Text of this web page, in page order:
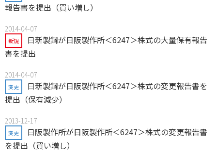
報告書を提出（買い増し）
2014-04-07
新規
日新製鋼が日阪製作所＜6247＞株式の大量保有報告
書を提出
2014-04-07
変更
日新製鋼が日阪製作所＜6247＞株式の変更報告書を
提出（保有減少）
2013-12-17
変更
日阪製作所が日阪製作所＜6247＞株式の変更報告書
を提出（買い増し）